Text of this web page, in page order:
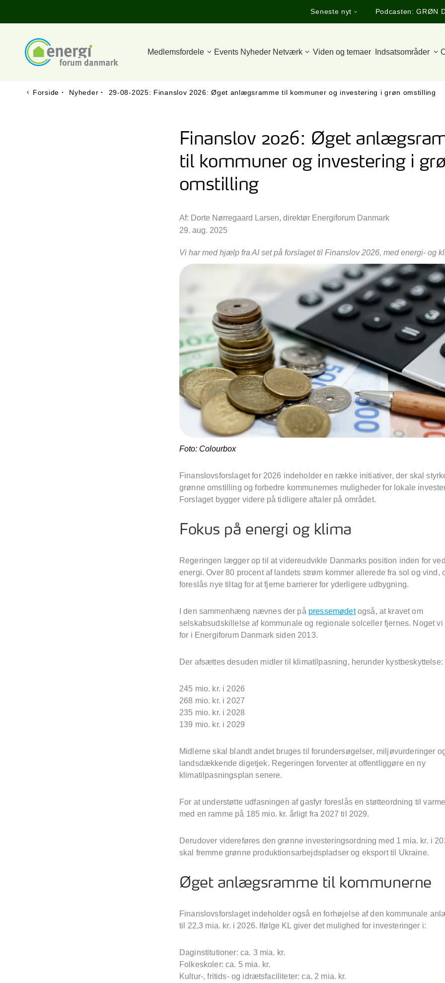
Seneste nyt Podcasten: GRØN
Medlemsfordele Events Nyheder Netværk Viden og temaer Indsatsområder
Forside · Nyheder · 29-08-2025: Finanslov 2026: Øget anlægsramme til kommuner og investering i grøn omstilling
Finanslov 2026: Øget
til kommuner og investering i
omstilling
Af: Dorte Nørregaard Larsen, direktør Energiforum Danmark
29. aug. 2025
Vi har med hjælp fra AI set på forslaget til Finanslov 2026, med energi- og
Foto: Colourbox
Finanslovsforslaget for 2026 indeholder en række initiativer, der skal
grønne omstilling og forbedre kommunernes muligheder for lokale
Forslaget bygger videre på tidligere aftaler på området.
Fokus på energi og klima
Regeringen lægger op til at videreudvikle Danmarks position inden for
energi. Over 80 procent af landets strøm kommer allerede fra sol og vind,
foreslås nye tiltag for at fjerne barrierer for yderligere udbygning.
I den sammenhæng nævnes der på pressemødetogså, at kravet om
selskabsudskillelse af kommunale og regionale solceller fjernes. Noget
for i Energiforum Danmark siden 2013.
Der afsættes desuden midler til klimatilpasning, herunder kystbeskyttelse:
245 mio. kr. i 2026
268 mio. kr. i 2027
235 mio. kr. i 2028
139 mio. kr. i 2029
Midlerne skal blandt andet bruges til forundersøgelser, miljøvurderinger
landsdækkende digetjek. Regeringen forventer at offentliggøre en ny
klimatilpasningsplan senere.
For at understøtte udfasningen af gasfyr foreslås en støtteordning til
med en ramme på 185 mio. kr. årligt fra 2027 til 2029.
Derudover videreføres den grønne investeringsordning med 1 mia. kr. i
skal fremme grønne produktionsarbejdspladser og eksport til Ukraine.
Øget anlægsramme til kommunerne
Finanslovsforslaget indeholder også en forhøjelse af den kommunale
til 22,3 mia. kr. i 2026. Ifølge KL giver det mulighed for investeringer i:
Daginstitutioner: ca. 3 mia. kr.
Folkeskoler: ca. 5 mia. kr.
Kultur-, fritids- og idrætsfaciliteter: ca. 2 mia. kr.